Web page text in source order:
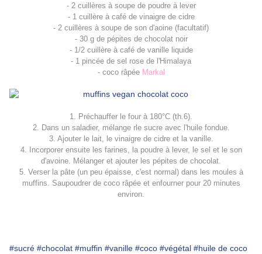
- 2 cuillères à soupe de poudre à lever
- 1 cuillère à café de vinaigre de cidre
- 2 cuillères à soupe de son d'aoine (facultatif)
- 30 g de pépites de chocolat noir
- 1/2 cuillère à café de vanille liquide
- 1 pincée de sel rose de l'Himalaya
- coco râpée Markal
1. Préchauffer le four à 180°C (th.6).
2. Dans un saladier, mélange rle sucre avec l'huile fondue.
3. Ajouter le lait, le vinaigre de cidre et la vanille.
4. Incorporer ensuite les farines, la poudre à lever, le sel et le son
d'avoine. Mélanger et ajouter les pépites de chocolat.
5. Verser la pâte (un peu épaisse, c'est normal) dans les moules à
muffins. Saupoudrer de coco râpée et enfourner pour 20 minutes
environ.
#sucré #chocolat #muffin #vanille #coco #végétal #huile de coco